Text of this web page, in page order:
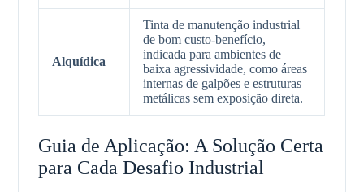
Alquídica
Tinta de manutenção industrial
de bom custo-benefício,
indicada para ambientes de
baixa agressividade, como áreas
internas de galpões e estruturas
metálicas sem exposição direta.
Guia de Aplicação: A Solução Certa
para Cada Desafio Industrial